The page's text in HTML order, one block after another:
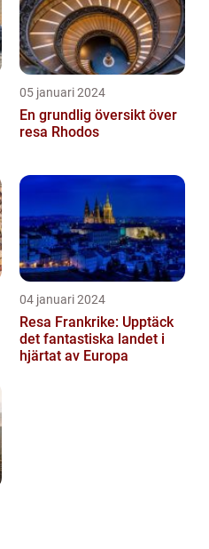
05 januari 2024
En grundlig översikt över
resa Rhodos
04 januari 2024
Resa Frankrike: Upptäck
det fantastiska landet i
hjärtat av Europa